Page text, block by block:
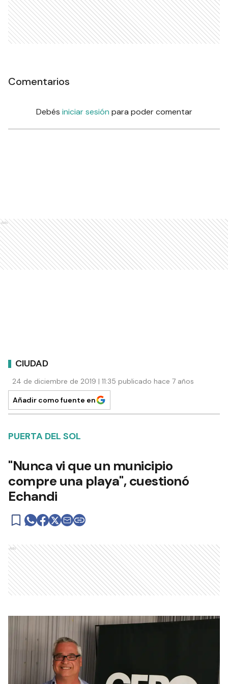
Comentarios
Debés iniciar sesión para poder comentar
Ads
CIUDAD
24 de diciembre de 2019 | 11:35 publicado hace 7 años
Añadir como fuente en
PUERTA DEL SOL
"Nunca vi que un municipio
compre una playa", cuestionó
Echandi
Ads